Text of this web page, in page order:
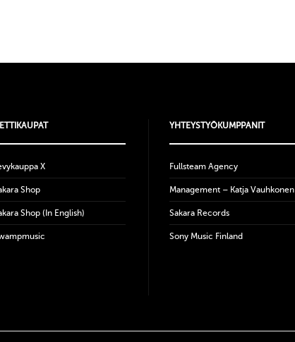
X
Shop
Shop (In English)
YHTEYSTYÖKUMPPANIT
Fullsteam Agency
Management – Katja Vauhkonen
Sakara Records
Sony Music Finland